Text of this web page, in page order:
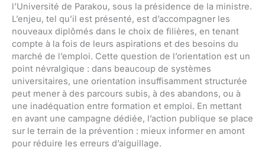
l’Université de Parakou, sous la présidence de la ministre.
L’enjeu, tel qu’il est présenté, est d’accompagner les
nouveaux diplômés dans le choix de filières, en tenant
compte à la fois de leurs aspirations et des besoins du
marché de l’emploi. Cette question de l’orientation est un
point névralgique : dans beaucoup de systèmes
universitaires, une orientation insuffisamment structurée
peut mener à des parcours subis, à des abandons, ou à
une inadéquation entre formation et emploi. En mettant
en avant une campagne dédiée, l’action publique se place
sur le terrain de la prévention : mieux informer en amont
pour réduire les erreurs d’aiguillage.